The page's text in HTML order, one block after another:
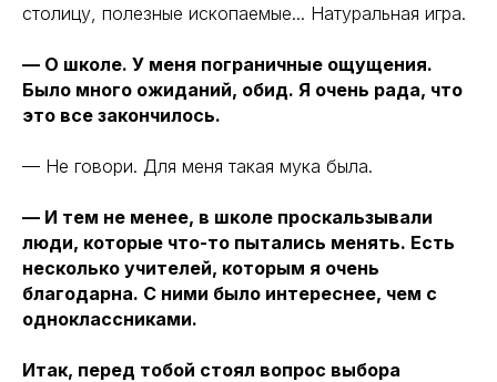
столицу, полезные ископаемые... Натуральная игра.
— О школе. У меня пограничные ощущения.
Было много ожиданий, обид. Я очень рада, что
это все закончилось.
— Не говори. Для меня такая мука была.
— И тем не менее, в школе проскальзывали
люди, которые что-то пытались менять. Есть
несколько учителей, которым я очень
благодарна. С ними было интереснее, чем с
одноклассниками.
Итак, перед тобой стоял вопрос выбора